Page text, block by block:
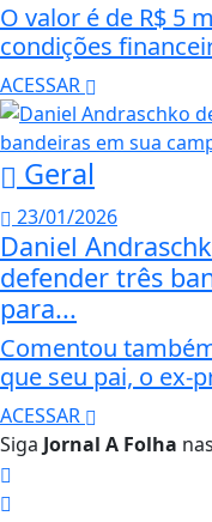
O valor é de R$ 5
condições
ACESSAR
Geral
23/01/2026
Daniel
defender três
para...
Comentou
que seu pai, o ex-
ACESSAR
Siga Jornal A Folha